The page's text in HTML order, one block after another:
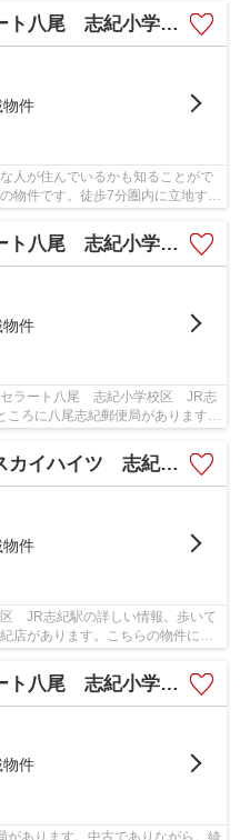
尾 志紀小学校区 JR志紀駅
物件
人が住んでいるかも知ることがで
物件です。徒歩7分圏内に立地する
尾 志紀小学校区 JR志紀駅
物件
セラート八尾 志紀小学校区 JR志
ろに八尾志紀郵便局があります。
イツ 志紀小学校区 JR志紀駅
物件
JR志紀駅の詳しい情報。歩いて
店があります。こちらの物件には
尾 志紀小学校区 JR志紀駅
物件
あります。中古でありながら、綺